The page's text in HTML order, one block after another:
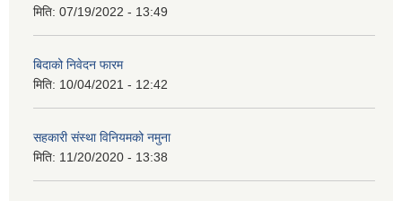
मिति: 07/19/2022 - 13:49
बिदाको निवेदन फारम
मिति: 10/04/2021 - 12:42
सहकारी संस्था विनियमको नमुना
मिति: 11/20/2020 - 13:38